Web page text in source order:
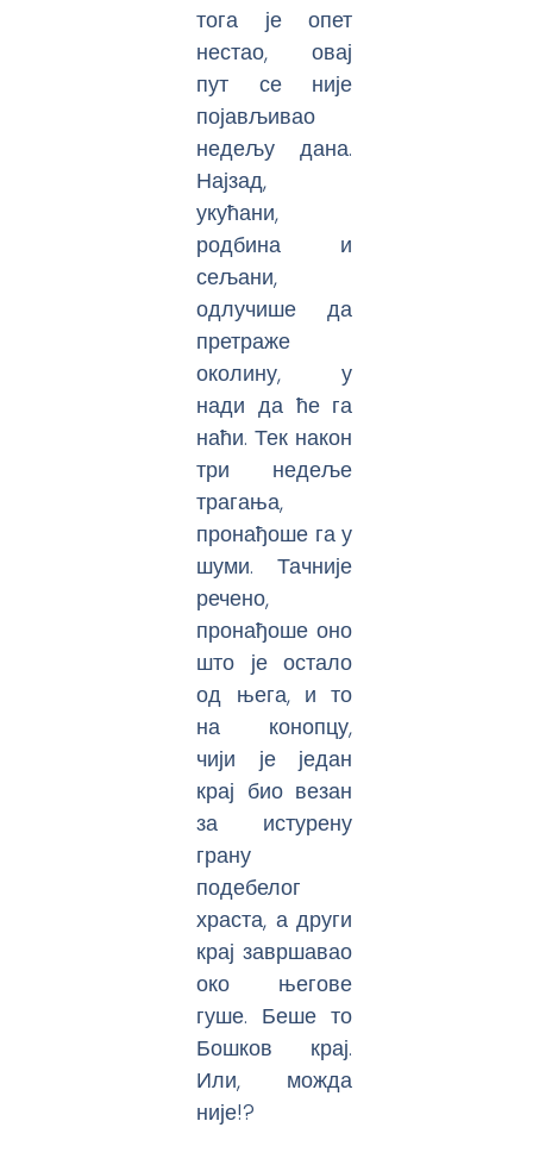
тога је опет
нестао, овај
пут се није
појављивао
недељу дана.
Најзад,
укућани,
родбина и
сељани,
одлучише да
претраже
околину, у
нади да ће га
наћи. Тек након
три недеље
трагања,
пронађоше га у
шуми. Тачније
речено,
пронађоше оно
што је остало
од њега, и то
на конопцу,
чији је један
крај био везан
за истурену
грану
подебелог
храста, а други
крај завршавао
око његове
гуше. Беше то
Бошков крај.
Или, можда
није!?